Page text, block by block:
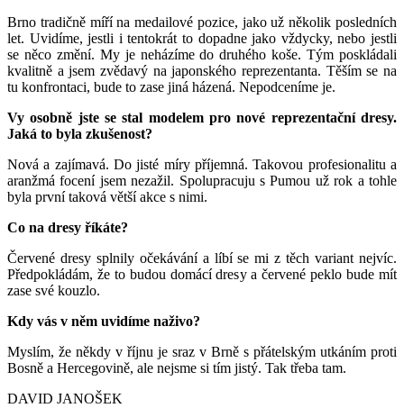
Brno tradičně míří na medailové pozice, jako už několik posledních
let. Uvidíme, jestli i tentokrát to dopadne jako vždycky, nebo jestli
se něco změní. My je neházíme do druhého koše. Tým poskládali
kvalitně a jsem zvědavý na japonského reprezentanta. Těším se na
tu konfrontaci, bude to zase jiná házená. Nepodceníme je.
Vy osobně jste se stal modelem pro nové reprezentační dresy.
Jaká to byla zkušenost?
Nová a zajímavá. Do jisté míry příjemná. Takovou profesionalitu a
aranžmá focení jsem nezažil. Spolupracuju s Pumou už rok a tohle
byla první taková větší akce s nimi.
Co na dresy říkáte?
Červené dresy splnily očekávání a líbí se mi z těch variant nejvíc.
Předpokládám, že to budou domácí dresy a červené peklo bude mít
zase své kouzlo.
Kdy vás v něm uvidíme naživo?
Myslím, že někdy v říjnu je sraz v Brně s přátelským utkáním proti
Bosně a Hercegovině, ale nejsme si tím jistý. Tak třeba tam.
DAVID JANOŠEK